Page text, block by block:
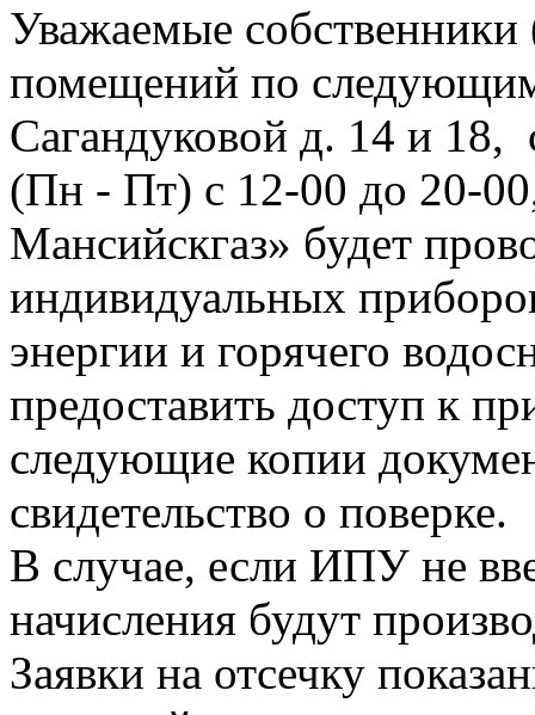
Уважаемые
помещений по
Сагандуковой д. 14 и 18,
(Пн - Пт) с 12-00 до 20-
Мансийскгаз» будет
индивидуальных
энергии и горячего
предоставить доступ к
следующие копии
свидетельство о поверке.
В случае, если ИПУ не
начисления будут
Заявки на отсечку